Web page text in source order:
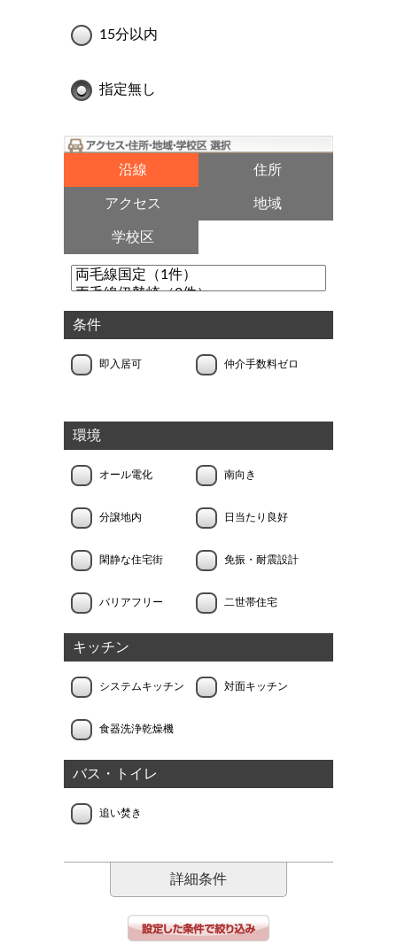
15分以内
指定無し
沿線 住所
アクセス 地域
学校区
条件
即入居可 仲介手数料ゼロ
環境
オール電化 南向き
分譲地内 日当たり良好
閑静な住宅街 免振・耐震設計
バリアフリー 二世帯住宅
キッチン
システムキッチン 対面キッチン
食器洗浄乾燥機
バス・トイレ
追い焚き